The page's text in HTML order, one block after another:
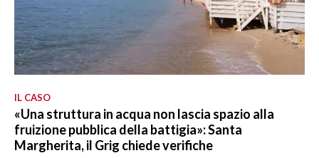
IL CASO
«Una struttura in acqua non lascia spazio alla
fruizione pubblica della battigia»: Santa
Margherita, il Grig chiede verifiche